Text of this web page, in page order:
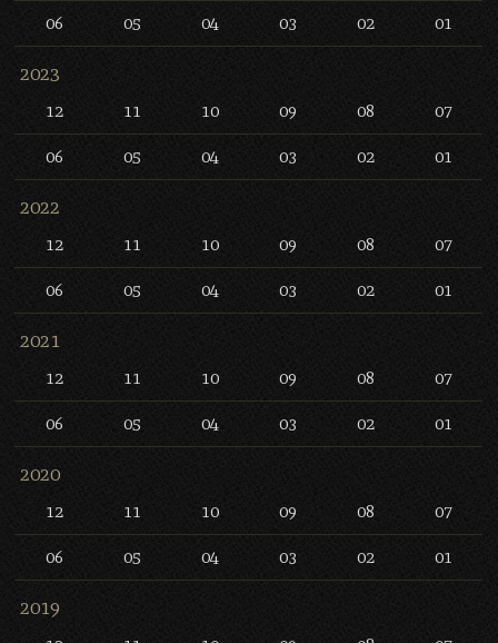
06 05 04 03 02 01
2023
12 11 10 09 08 07
06 05 04 03 02 01
2022
12 11 10 09 08 07
06 05 04 03 02 01
2021
12 11 10 09 08 07
06 05 04 03 02 01
2020
12 11 10 09 08 07
06 05 04 03 02 01
2019